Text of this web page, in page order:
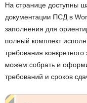
На странице доступны
документации ПСД в
заполнения для
полный комплект
требования
можем собрать и
требований и сроков